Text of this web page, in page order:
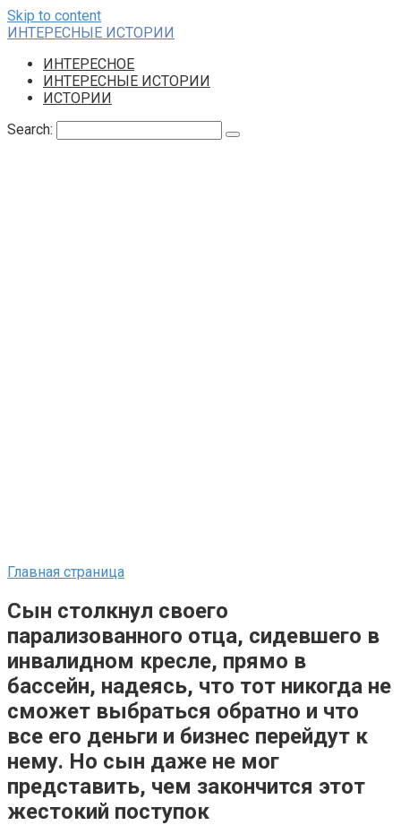
Skip to content
ИНТЕРЕСНЫЕ ИСТОРИИ
ИНТЕРЕСНОЕ
ИНТЕРЕСНЫЕ ИСТОРИИ
ИСТОРИИ
Search:
Главная страница
Сын столкнул своего
парализованного отца, сидевшего в
инвалидном кресле, прямо в
бассейн, надеясь, что тот никогда не
сможет выбраться обратно и что
все его деньги и бизнес перейдут к
нему. Но сын даже не мог
представить, чем закончится этот
жестокий поступок